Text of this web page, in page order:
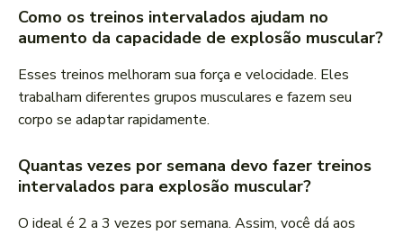
Como os treinos intervalados ajudam no
aumento da capacidade de explosão muscular?
Esses treinos melhoram sua força e velocidade. Eles
trabalham diferentes grupos musculares e fazem seu
corpo se adaptar rapidamente.
Quantas vezes por semana devo fazer treinos
intervalados para explosão muscular?
O ideal é 2 a 3 vezes por semana. Assim, você dá aos